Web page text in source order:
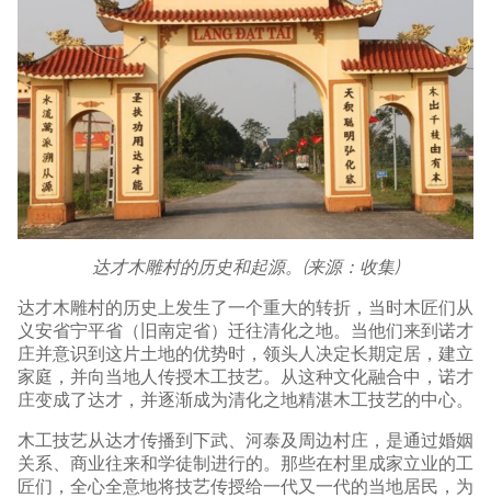
达才木雕村的历史和起源。(来源：收集)
达才木雕村的历史上发生了一个重大的转折，当时木匠们从
义安省宁平省（旧南定省）迁往清化之地。当他们来到诺才
庄并意识到这片土地的优势时，领头人决定长期定居，建立
家庭，并向当地人传授木工技艺。从这种文化融合中，诺才
庄变成了达才，并逐渐成为清化之地精湛木工技艺的中心。
木工技艺从达才传播到下武、河泰及周边村庄，是通过婚姻
关系、商业往来和学徒制进行的。那些在村里成家立业的工
匠们，全心全意地将技艺传授给一代又一代的当地居民，为